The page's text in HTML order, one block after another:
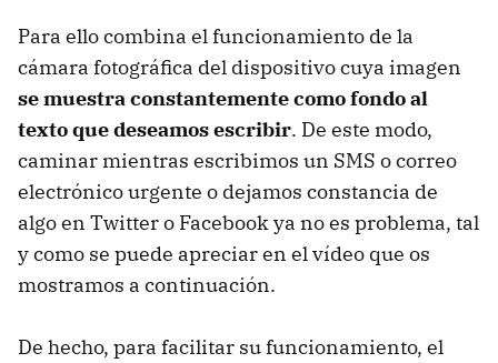
Para ello combina el funcionamiento de la
cámara fotográfica del dispositivo cuya imagen
se muestra constantemente como fondo al
texto que deseamos escribir. De este modo,
caminar mientras escribimos un SMS o correo
electrónico urgente o dejamos constancia de
algo en Twitter o Facebook ya no es problema, tal
y como se puede apreciar en el vídeo que os
mostramos a continuación.
De hecho, para facilitar su funcionamiento, el